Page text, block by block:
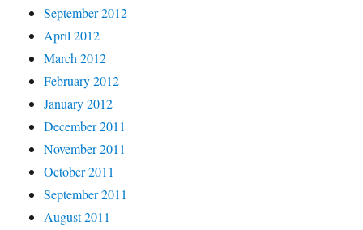
September 2012
April 2012
March 2012
February 2012
January 2012
December 2011
November 2011
October 2011
September 2011
August 2011